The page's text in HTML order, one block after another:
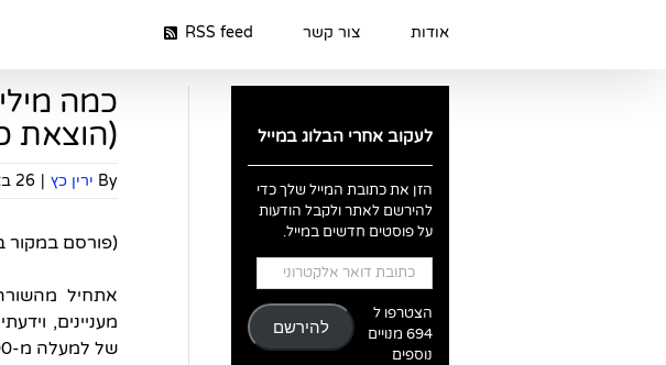
אודות צור קשר RSS feed
כמה
(הוצאת
By ירין כץ | 26 באפריל 2020
(פורסם במקור
אתחיל
מעניינים,
של למעלה מ-500 עמודים).
לעקוב אחרי הבלוג במייל
הזן את כתובת המייל שלך כדי
להירשם לאתר ולקבל הודעות
על פוסטים חדשים במייל.
כתובת
דואר
אלקטרוני
להירשם
הצטרפו ל
694 מנויים
נוספים